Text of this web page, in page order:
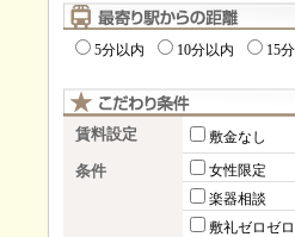
5分以内 10分以内 15
賃料設定 敷金なし
条件 女性限定
楽器相談
敷礼ゼロゼ